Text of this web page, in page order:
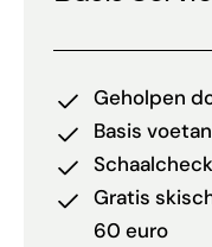
Geholpen
Basis
Schaalcheck
Gratis
60 euro